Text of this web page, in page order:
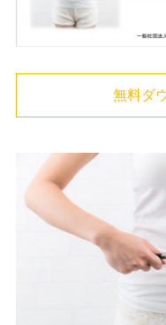
無料ダ